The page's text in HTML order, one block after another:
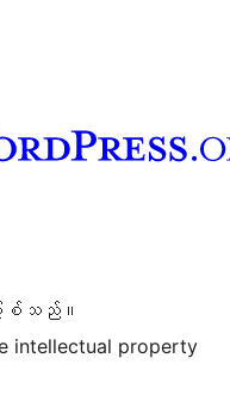
န်
ြစ်သည်။
intellectual property